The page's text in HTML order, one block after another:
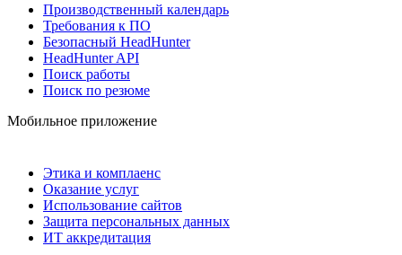
Производственный календарь
Требования к ПО
Безопасный HeadHunter
HeadHunter API
Поиск работы
Поиск по резюме
Мобильное приложение
Этика и комплаенс
Оказание услуг
Использование сайтов
Защита персональных данных
ИТ аккредитация